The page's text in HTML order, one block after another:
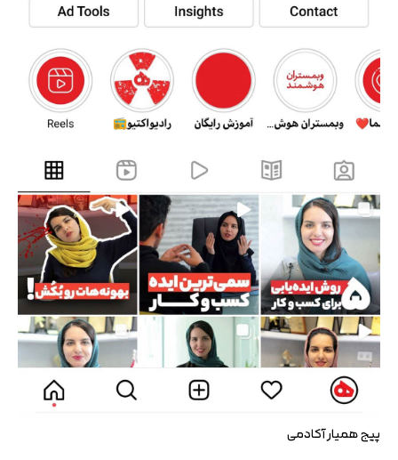
پیج همیار آکادمی